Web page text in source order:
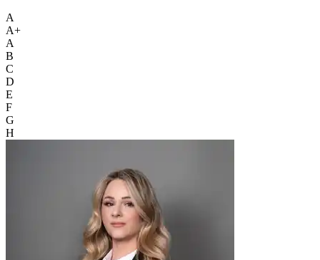
A
A+
A
B
C
D
E
F
G
H